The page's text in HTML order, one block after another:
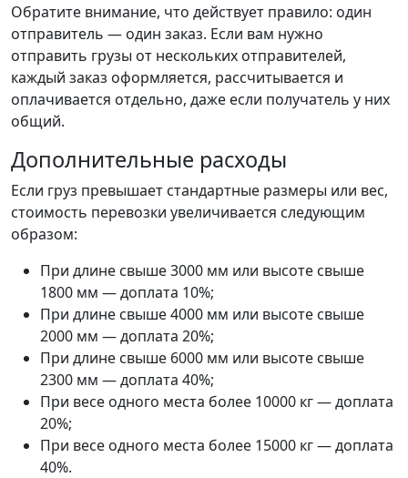
Обратите внимание, что действует правило: один
отправитель — один заказ. Если вам нужно
отправить грузы от нескольких отправителей,
каждый заказ оформляется, рассчитывается и
оплачивается отдельно, даже если получатель у них
общий.
Дополнительные расходы
Если груз превышает стандартные размеры или вес,
стоимость перевозки увеличивается следующим
образом:
При длине свыше 3000 мм или высоте свыше
1800 мм — доплата 10%;
При длине свыше 4000 мм или высоте свыше
2000 мм — доплата 20%;
При длине свыше 6000 мм или высоте свыше
2300 мм — доплата 40%;
При весе одного места более 10000 кг — доплата
20%;
При весе одного места более 15000 кг — доплата
40%.